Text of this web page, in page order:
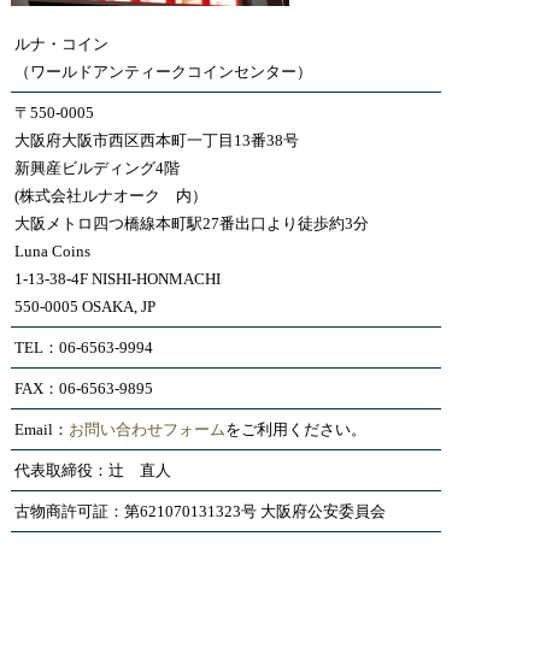
ルナ・コイン
（ワールドアンティークコインセンター）
〒550-0005
大阪府大阪市西区西本町一丁目13番38号
新興産ビルディング4階
(株式会社ルナオーク 内）
大阪メトロ四つ橋線本町駅27番出口より徒歩約3分
Luna Coins
1-13-38-4F NISHI-HONMACHI
550-0005 OSAKA, JP
TEL：06-6563-9994
FAX：06-6563-9895
Email： お問い合わせフォームをご利用ください。
代表取締役：辻 直人
古物商許可証：第621070131323号 大阪府公安委員会